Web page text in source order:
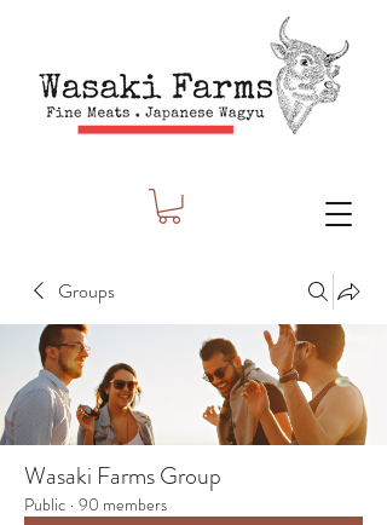
Groups
Wasaki Farms Group
Public · 90 members